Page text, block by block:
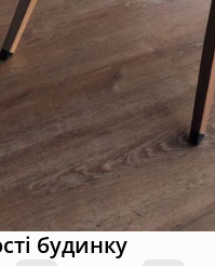
будинку